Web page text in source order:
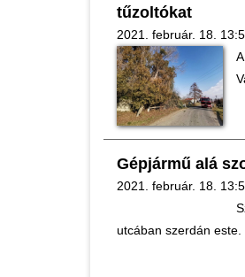
tűzoltókat
2021. február. 18.
Gépjármű alá
2021. február. 18.
utcában szerdán este.